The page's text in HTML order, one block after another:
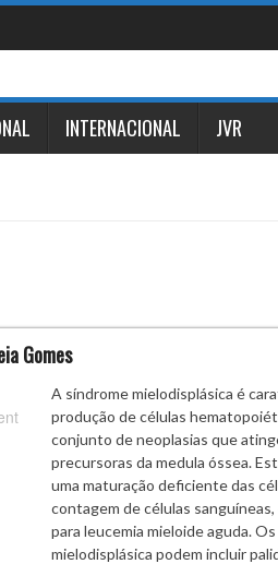
INTERNACIONAL JVR
Gomes
A síndrome mielodisplásica é
produção de células
conjunto de neoplasias que
precursoras da medula óssea.
uma maturação deficiente das
contagem de células
para leucemia mieloide aguda.
mielodisplásica podem incluir